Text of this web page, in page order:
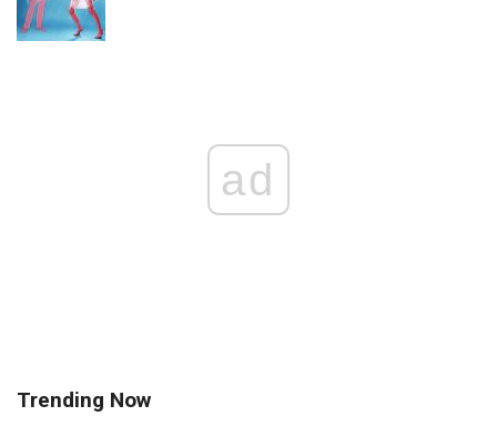
ad
Trending Now